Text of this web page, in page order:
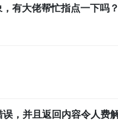
有大佬帮忙指点一下吗
，并且返回内容令人费